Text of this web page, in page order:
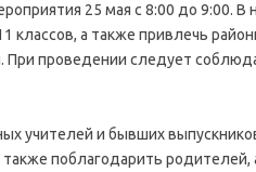
25 мая с 8:00 до 9:00. В
классов, а также привлечь
При проведении следует
учителей и бывших
также поблагодарить